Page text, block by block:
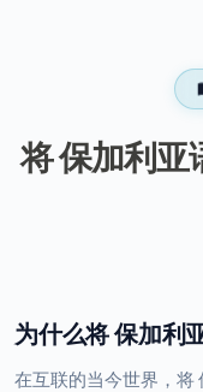
将 保加利亚
为什么将 保加利
在互联的当今世界，将